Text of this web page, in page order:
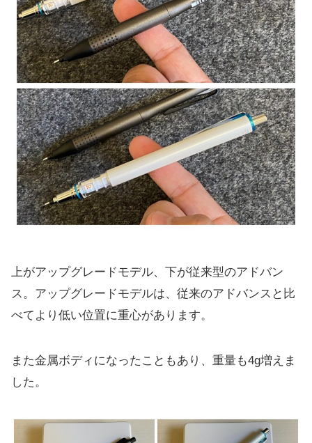
上がアップグレードモデル、下が従来型のアドバン
ス。アップグレードモデルは、従来のアドバンスと比
べてより低い位置に重心があります。
また金属ボディになったこともあり、重量も4g増えま
した。